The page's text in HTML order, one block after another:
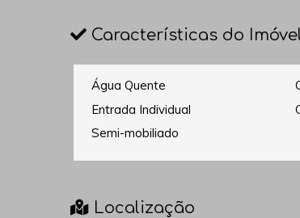
Características do
Água Quente
Entrada Individual
Semi-mobiliado
Localização